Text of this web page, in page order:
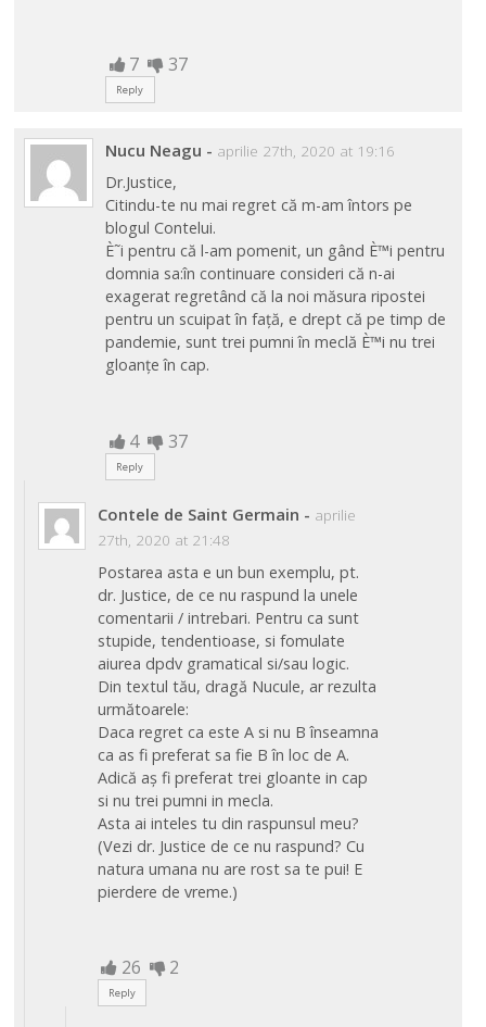
7 37
Reply
Nucu Neagu - aprilie 27th, 2020 at 19:16
Dr.Justice,
Citindu-te nu mai regret că m-am întors pe
blogul Contelui.
È˜i pentru că l-am pomenit, un gând È™i pentru
domnia sa:în continuare consideri că n-ai
exagerat regretând că la noi măsura ripostei
pentru un scuipat în față, e drept că pe timp de
pandemie, sunt trei pumni în meclă È™i nu trei
gloanțe în cap.
4 37
Reply
Contele de Saint Germain - aprilie
27th, 2020 at 21:48
Postarea asta e un bun exemplu, pt.
dr. Justice, de ce nu raspund la unele
comentarii / intrebari. Pentru ca sunt
stupide, tendentioase, si fomulate
aiurea dpdv gramatical si/sau logic.
Din textul tău, dragă Nucule, ar rezulta
următoarele:
Daca regret ca este A si nu B înseamna
ca as fi preferat sa fie B în loc de A.
Adică aș fi preferat trei gloante in cap
si nu trei pumni in mecla.
Asta ai inteles tu din raspunsul meu?
(Vezi dr. Justice de ce nu raspund? Cu
natura umana nu are rost sa te pui! E
pierdere de vreme.)
26 2
Reply